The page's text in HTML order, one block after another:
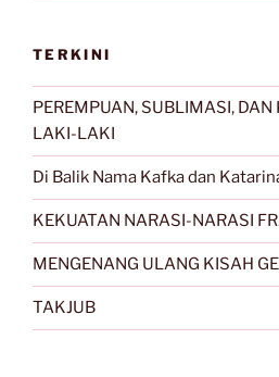
TERKINI
PEREMPUAN, SUBLIMASI,
LAKI-LAKI
Di Balik Nama Kafka dan
KEKUATAN NARASI-NARASI
MENGENANG ULANG KISAH
TAKJUB